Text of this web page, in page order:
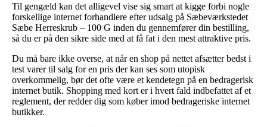
Til gengæld kan det alligevel vise sig smart at kigge forbi nogle
forskellige internet forhandlere efter udsalg på Sæbeværkstedet
Sæbe Herreskrub – 100 G inden du gennemfører din bestilling,
så du er på den sikre side med at få fat i den mest attraktive pris.
Du må bare ikke overse, at når en shop på nettet afsætter bedst i
test varer til salg for en pris der kan ses som utopisk
overkommelig, bør det ofte være et kendetegn på en bedragerisk
internet butik. Shopping med kort er i hvert fald indbefattet af et
reglement, der redder dig som køber imod bedrageriske internet
butikker.